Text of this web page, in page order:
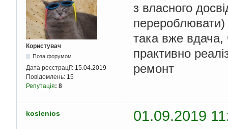
Користувач
Поза форумом
Дата реєстрації: 15.04.2019
Повідомлень: 15
Репутація: 8
з власного
перероблювати)
така вже вдача,
практивно
ремонт
koslenios
01.09.2019